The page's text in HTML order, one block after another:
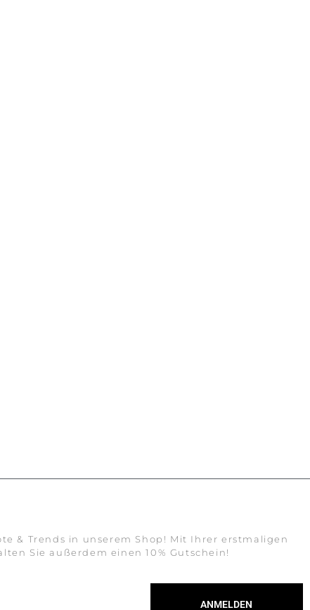
& Trends in unserem Shop! Mit Ihrer erstmaligen
Sie außerdem einen 10% Gutschein!
ANMELDEN